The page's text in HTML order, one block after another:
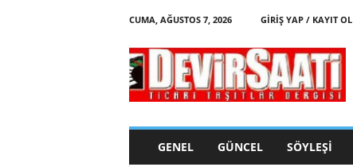
CUMA, AĞUSTOS 7, 2026 GIRIŞ YAP / KAYIT OL
e
v
i
r
GENEL GÜNCEL SÖYLEŞI